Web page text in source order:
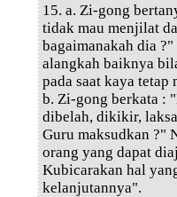
15. a. Zi-gong
tidak mau menjilat
bagaimanakah dia
alangkah baiknya
pada saat kaya
b. Zi-gong berkata :
dibelah, dikikir,
Guru maksudkan ?"
orang yang dapat
Kubicarakan hal
kelanjutannya".